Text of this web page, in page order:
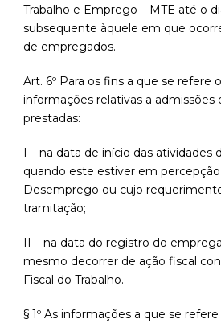
Trabalho e Emprego – MTE até o
subsequente àquele em que
de empregados.
Art. 6º Para os fins a que se refere
informações relativas a admissões
prestadas:
I – na data de início das
quando este estiver em
Desemprego ou cujo
tramitação;
II – na data do registro do
mesmo decorrer de ação fiscal
Fiscal do Trabalho.
§ 1º As informações a que se